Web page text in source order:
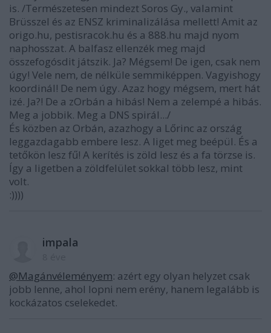
is. /Természetesen mindezt Soros Gy., valamint
Brüsszel és az ENSZ kriminalizálása mellett! Amit az
origo.hu, pestisracok.hu és a 888.hu majd nyom
naphosszat. A balfasz ellenzék meg majd
összefogósdit játszik. Ja? Mégsem! De igen, csak nem
úgy! Vele nem, de nélküle semmiképpen. Vagyishogy
koordinál! De nem úgy. Azaz hogy mégsem, mert hát
izé. Ja?! De a zOrbán a hibás! Nem a zelempé a hibás.
Meg a jobbik. Meg a DNS spirál.../
És közben az Orbán, azazhogy a Lőrinc az ország
leggazdagabb embere lesz. A liget meg beépül. És a
tetőkön lesz fű! A kerítés is zöld lesz és a fa törzse is.
Így a ligetben a zöldfelület sokkal több lesz, mint
volt.
:))))
impala
@Magánvéleményem: azért egy olyan helyzet csak
jobb lenne, ahol lopni nem erény, hanem legalább is
kockázatos cselekedet.